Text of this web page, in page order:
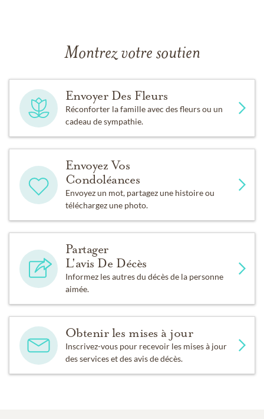
Montrez votre soutien
Envoyer Des Fleurs
Réconforter la famille avec des fleurs ou un
cadeau de sympathie.
Envoyez Vos
Condoléances
Envoyez un mot, partagez une histoire ou
téléchargez une photo.
Partager
L'avis De Décès
Informez les autres du décès de la personne
aimée.
Obtenir les mises à jour
Inscrivez-vous pour recevoir les mises à jour
des services et des avis de décès.